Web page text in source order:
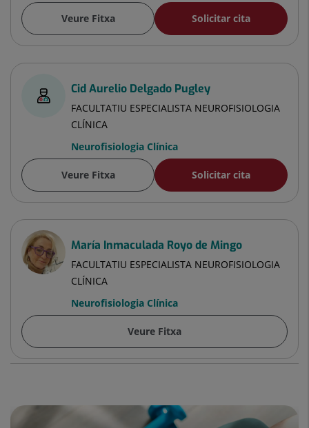
Veure Fitxa Solicitar cita
Cid Aurelio Delgado Pugley
FACULTATIU ESPECIALISTA NEUROFISIOLOGIA
CLÍNICA
Neurofisiologia Clínica
Veure Fitxa Solicitar cita
María Inmaculada Royo de Mingo
FACULTATIU ESPECIALISTA NEUROFISIOLOGIA
CLÍNICA
Neurofisiologia Clínica
Veure Fitxa